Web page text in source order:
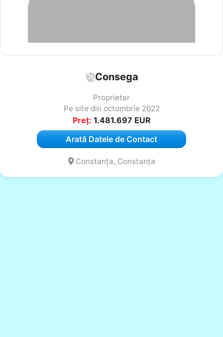
Consega
Proprietar
Pe site din octombrie 2022
Preț: 1.481.697 EUR
Arată Datele de Contact
Constanța, Constanța